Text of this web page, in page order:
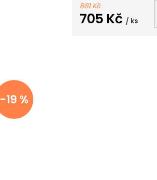
-19 %
881 Kč
705 Kč / ks